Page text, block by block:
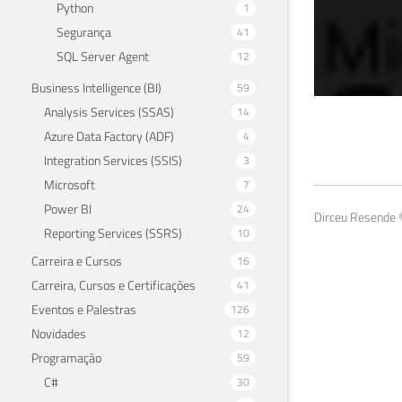
Python 1
Segurança 41
SQL Server Agent 12
Business Intelligence (BI) 59
Analysis Services (SSAS) 14
Azure Data Factory (ADF) 4
Integration Services (SSIS) 3
Microsoft 7
Power BI 24
Reporting Services (SSRS) 10
Carreira e Cursos 16
Carreira, Cursos e Certificações 41
Eventos e Palestras 126
Novidades 12
Programação 59
C# 30
14 de
Dirceu